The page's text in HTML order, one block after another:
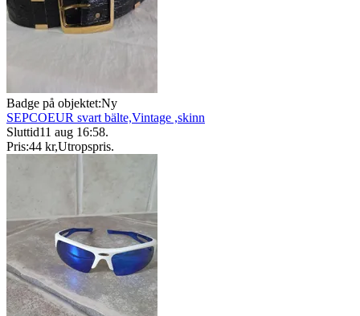
Badge på objektet:Ny
SEPCOEUR svart bälte,Vintage ,skinn
Sluttid11 aug 16:58.
Pris:44 kr,Utropspris.